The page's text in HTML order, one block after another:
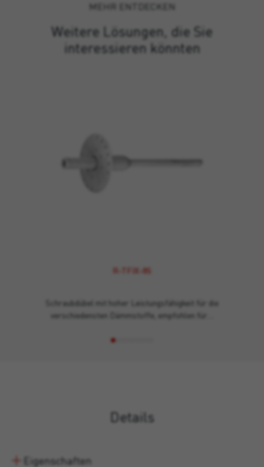
MEHR ENTDECKEN
Weitere Lösungen, die Sie
interessieren könnten
R-TFIX-8S
Schraubdübel mit hoher Leistungsfähigkeit für die
verschiedensten Dämmstoffe, empfohlen für…
Details
Eigenschaften